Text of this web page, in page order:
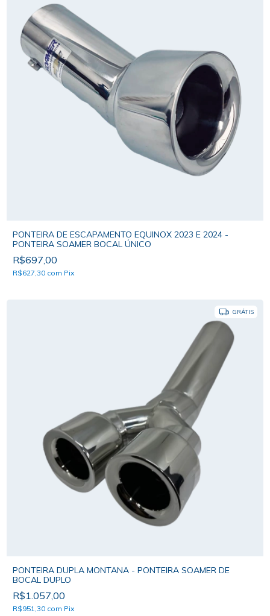
PONTEIRA DE ESCAPAMENTO EQUINOX 2023 E 2024 -
PONTEIRA SOAMER BOCAL ÚNICO
R$697,00
R$627,30 com Pix
GRÁTIS
PONTEIRA DUPLA MONTANA - PONTEIRA SOAMER DE
BOCAL DUPLO
R$1.057,00
R$951,30 com Pix